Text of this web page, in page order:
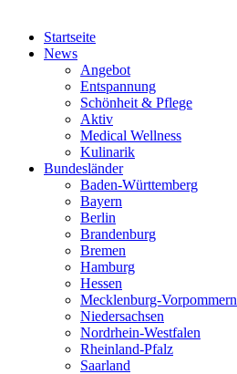
Startseite
News
Angebot
Entspannung
Schönheit & Pflege
Aktiv
Medical Wellness
Kulinarik
Bundesländer
Baden-Württemberg
Bayern
Berlin
Brandenburg
Bremen
Hamburg
Hessen
Mecklenburg-Vorpommern
Niedersachsen
Nordrhein-Westfalen
Rheinland-Pfalz
Saarland